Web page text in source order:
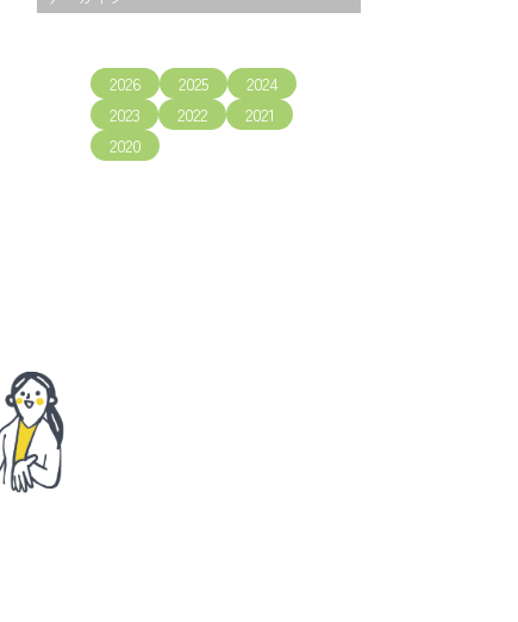
2026 2025
2024
2023
2022
2021
2020